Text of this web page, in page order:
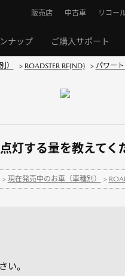
ナップ ご購入サポート
販売店 中古車 リコー
） > ROADSTER RF(ND) > パワート
灯する量を教えてく
> 現在発売中のお車（車種別） >
い。